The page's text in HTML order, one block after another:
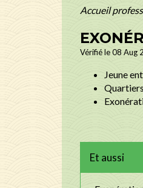
Accueil
Vérifié le 08 Aug
Jeune
Et aussi